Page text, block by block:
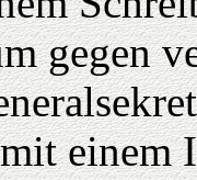
gegen
einem